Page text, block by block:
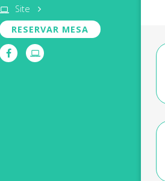
Site
RESERVAR MESA